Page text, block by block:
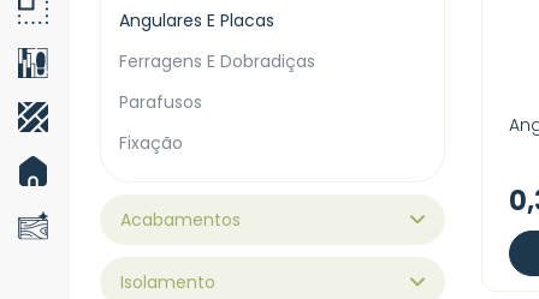
Angulares E Placas
Ferragens E Dobradiças
Parafusos
Fixação
Acabamentos
Isolamento